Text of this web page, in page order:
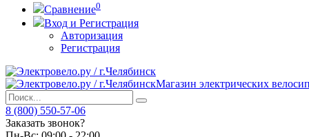
Сравнение0
Вход и Регистрация
Авторизация
Регистрация
Магазин электрических
8 (800) 550-57-06
Заказать звонок?